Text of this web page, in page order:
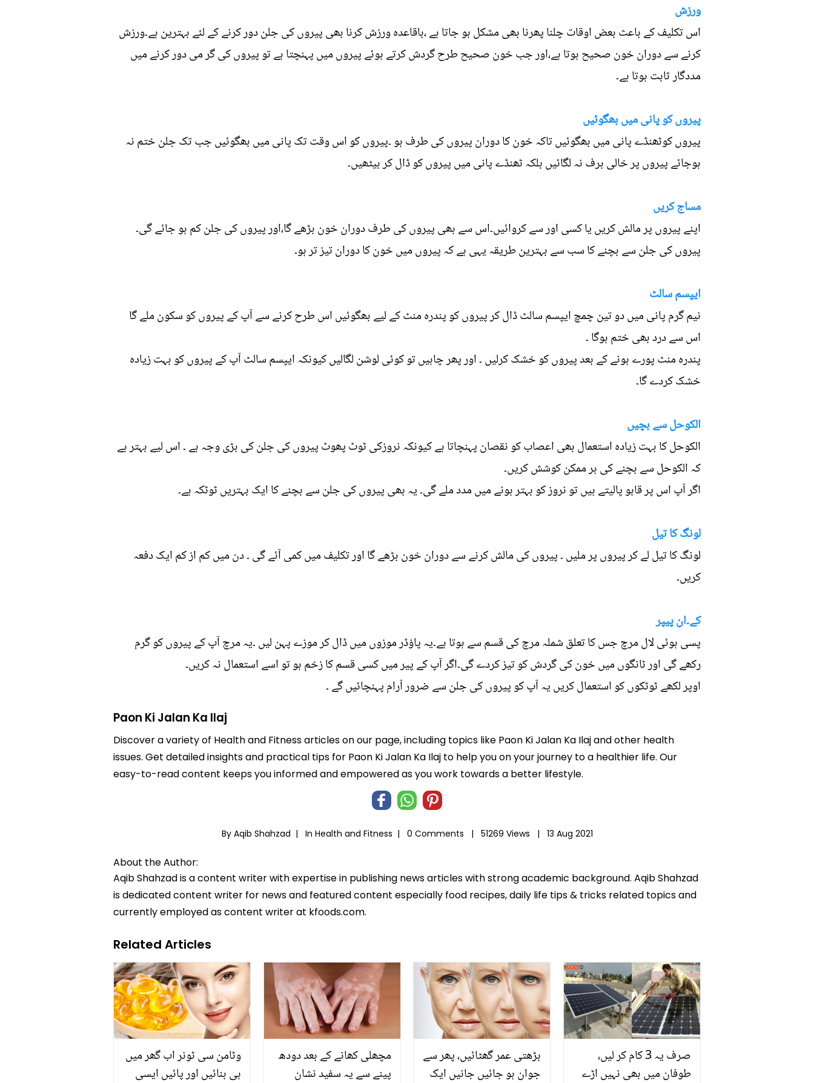
ورزش
اس تکلیف کے باعث بعض اوقات چلنا پھرنا بھی مشکل ہو جاتا ہے ،باقاعدہ ورزش کرنا بھی پیروں کی جلن دور کرنے کے لئے بہترین ہے۔ورزش
کرنے سے دوران خون صحیح ہوتا ہے،اور جب خون صحیح طرح گردش کرتے ہوئے پیروں میں پہنچتا ہے تو پیروں کی گر می دور کرنے میں
مددگار ثابت ہوتا ہے۔
پیروں کو پانی میں بھگوئیں
پیروں کوٹھنڈے پانی میں بھگوئیں تاکہ خون کا دوران پیروں کی طرف ہو ۔پیروں کو اس وقت تک پانی میں بھگوئیں جب تک جلن ختم نہ
ہوجائے پیروں پر خالی برف نہ لگائیں بلکہ ٹھنڈے پانی میں پیروں کو ڈال کر بیٹھیں۔
مساج کریں
اپنے پیروں پر مالش کریں یا کسی اور سے کروائیں۔اس سے بھی پیروں کی طرف دوران خون بڑھے گا،اور پیروں کی جلن کم ہو جائے گی۔
پیروں کی جلن سے بچنے کا سب سے بہترین طریقہ یہی ہے کہ پیروں میں خون کا دوران تیز تر ہو۔
ایپسم سالٹ
نیم گرم پانی میں دو تین چمچ ایپسم سالٹ ڈال کر پیروں کو پندرہ منٹ کے لیے بھگوئیں اس طرح کرنے سے آپ کے پیروں کو سکون ملے گا
اس سے درد بھی ختم ہوگا ۔
پندرہ منٹ پورے ہونے کے بعد پیروں کو خشک کرلیں ۔ اور پھر چاہیں تو کوئی لوشن لگالیں کیونکہ ایپسم سالٹ آپ کے پیروں کو بہت زیادہ
خشک کردے گا۔
الکوحل سے بچیں
الکوحل کا بہت زیادہ استعمال بھی اعصاب کو نقصان پہنچاتا ہے کیونکہ نروزکی ٹوٹ پھوٹ پیروں کی جلن کی بڑی وجہ ہے ۔ اس لیے بہتر ہے
کہ الکوحل سے بچنے کی ہر ممکن کوشش کریں۔
اگر آپ اس پر قابو پالیتے ہیں تو نروز کو بہتر ہونے میں مدد ملے گی۔ یہ بھی پیروں کی جلن سے بچنے کا ایک بہتریں ٹوٹکہ ہے۔
لونگ کا تیل
لونگ کا تیل لے کر پیروں پر ملیں ۔ پیروں کی مالش کرنے سے دوران خون بڑھے گا اور تکلیف میں کمی آئے گی ۔ دن میں کم از کم ایک دفعہ
کریں۔
کے۔ان پیپر
پسی ہوئی لال مرچ جس کا تعلق شملہ مرچ کی قسم سے ہوتا ہے۔یہ پاؤڈر موزوں میں ڈال کر موزے پہن لیں ۔یہ مرچ آپ کے پیروں کو گرم
رکھے گی اور ٹانگوں میں خون کی گردش کو تیز کردے گی۔اگر آپ کے پیر میں کسی قسم کا زخم ہو تو اسے استعمال نہ کریں۔
اوپر لکھے ٹوٹکوں کو استعمال کریں یہ آپ کو پیروں کی جلن سے ضرور آرام پہنچائیں گے ۔
Paon Ki Jalan Ka Ilaj
Discover a variety of Health and Fitness articles on our page, including topics like Paon Ki Jalan Ka Ilaj and other health
issues. Get detailed insights and practical tips for Paon Ki Jalan Ka Ilaj to help you on your journey to a healthier life. Our
easy-to-read content keeps you informed and empowered as you work towards a better lifestyle.
By Aqib Shahzad | In Health and Fitness | 0 Comments | 51269 Views | 13 Aug 2021
About the Author:
Aqib Shahzad is a content writer with expertise in publishing news articles with strong academic background. Aqib Shahzad
is dedicated content writer for news and featured content especially food recipes, daily life tips & tricks related topics and
currently employed as content writer at kfoods.com.
Related Articles
وٹامن سی ٹونر اب گھر میں
ہی بنائیں اور پائیں ایسی
مچھلی کھانے کے بعد دودھ
پینے سے یہ سفید نشان
بڑھتی عمر گھٹائیں، پھر سے
جوان ہو جائیں جانیں ایک
صرف یہ 3 کام کر لیں،
طوفان میں بھی نہیں اڑے